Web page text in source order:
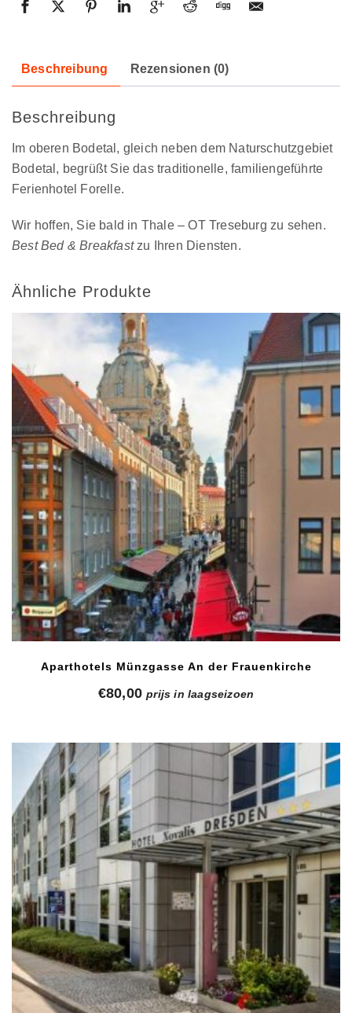
Beschreibung Rezensionen (0)
Beschreibung
Im oberen Bodetal, gleich neben dem Naturschutzgebiet
Bodetal, begrüßt Sie das traditionelle, familiengeführte
Ferienhotel Forelle.
Wir hoffen, Sie bald in Thale – OT Treseburg zu sehen.
Best Bed & Breakfastzu Ihren Diensten.
Ähnliche Produkte
Aparthotels Münzgasse An der Frauenkirche
€80,00 prijs in laagseizoen